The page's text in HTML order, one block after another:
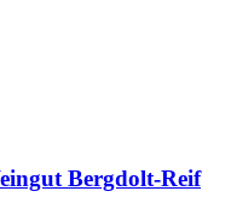
Bergdolt-Reif